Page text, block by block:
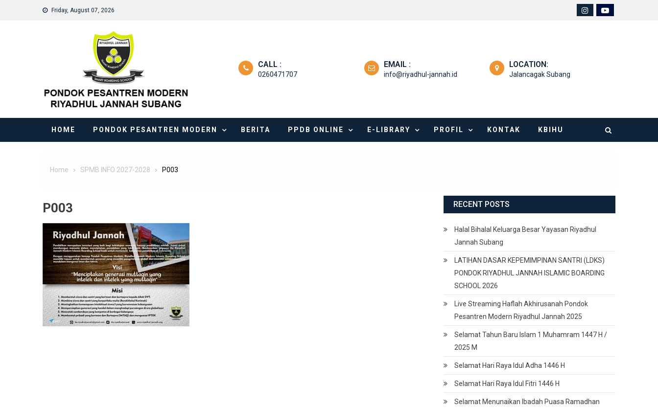
Friday, August 07, 2026
CALL :
0260471707
EMAIL :
info@riyadhul-jannah.id
LOCATION:
Jalancagak Subang
HOME PONDOK PESANTREN MODERN BERITA PPDB ONLINE E-LIBRARY PROFIL KONTAK KBIHU
Home SPMB INFO 2027-2028 P003
P003 RECENT POSTS
Halal Bihalal Keluarga Besar Yayasan Riyadhul
Jannah Subang
LATIHAN DASAR KEPEMIMPINAN SANTRI (LDKS)
PONDOK RIYADHUL JANNAH ISLAMIC BOARDING
SCHOOL 2026
Live Streaming Haflah Akhirusanah Pondok
Pesantren Modern Riyadhul Jannah 2025
Selamat Tahun Baru Islam 1 Muhamram 1447 H /
2025 M
Selamat Hari Raya Idul Adha 1446 H
Selamat Hari Raya Idul Fitri 1446 H
Selamat Menunaikan Ibadah Puasa Ramadhan